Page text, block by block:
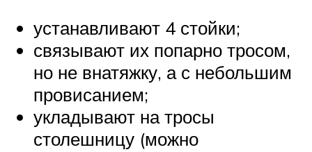
устанавливают 4 стойки;
связывают их попарно тросом,
но не внатяжку, а с небольшим
провисанием;
укладывают на тросы
столешницу (можно